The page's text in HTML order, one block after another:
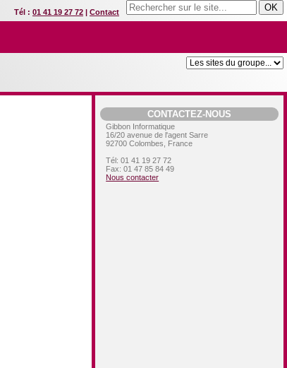
Tél : 01 41 19 27 72 | Contact
CONTACTEZ-NOUS
Gibbon Informatique
16/20 avenue de l'agent Sarre
92700 Colombes, France
Tél:01 41 19 27 72
Fax:01 47 85 84 49
Nous contacter